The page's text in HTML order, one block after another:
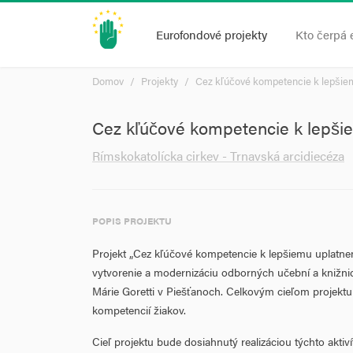
Eurofondové projekty Kto čerpá
Domov Projekty Cez kľúčové kompetencie k
Cez kľúčové kompetencie k
Rímskokatolícka cirkev - Trnavská arcidiecéza
POPIS PROJEKTU
Projekt „Cez kľúčové kompetencie k lepšiemu
vytvorenie a modernizáciu odborných učební a
Márie Goretti v Piešťanoch. Celkovým cieľom
kompetencií žiakov.
Cieľ projektu bude dosiahnutý realizáciou týchto